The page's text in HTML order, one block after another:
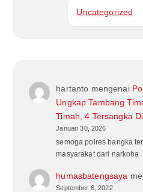
Uncategorized
hartanto mengenai
Ungkap Tambang
Timah, 4 Tersangka
Januari 30, 2026
semoga polres bangka
masyarakat dari narkoba
humasbatengsaya
September 6, 2022